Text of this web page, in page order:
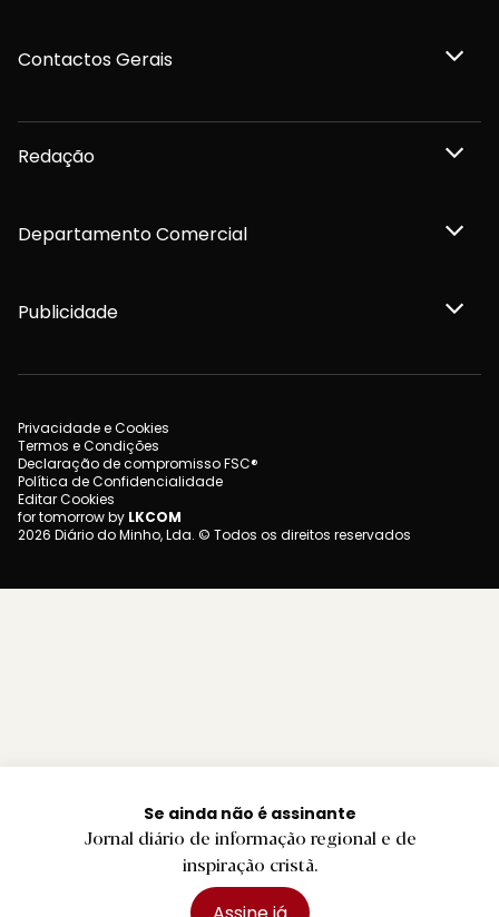
Se ainda não é assinante
Jornal diário de informação regional e de
inspiração cristã.
Contactos Gerais
Redação
Departamento Comercial
Publicidade
Privacidade e Cookies
Termos e Condições
Declaração de compromisso FSC®
Política de Confidencialidade
Editar Cookies
for tomorrow by LKCOM
2026 Diário do Minho, Lda. © Todos os direitos reservados